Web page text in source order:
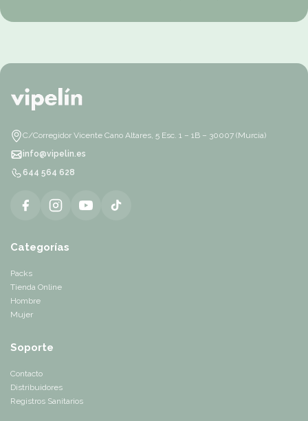
C/Corregidor Vicente Cano Altares, 5 Esc. 1 – 1B – 30007 (Murcia)
info@vipelin.es
644 564 628
Categorías
Packs
Tienda Online
Hombre
Mujer
Soporte
Contacto
Distribuidores
Registros Sanitarios